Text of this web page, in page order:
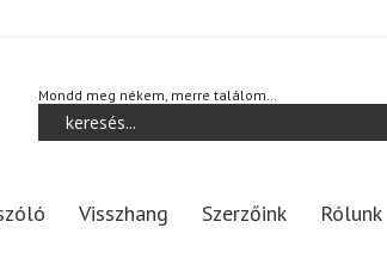
Mondd meg nékem, merre találom…
Visszhang Szerzőink Rólunk